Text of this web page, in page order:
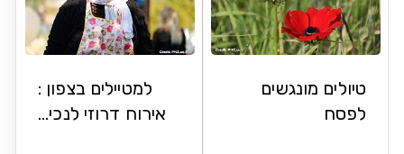
טיולים מונגשים
לפסח
למטיילים בצפון :
אירוח דרוזי לנכי...